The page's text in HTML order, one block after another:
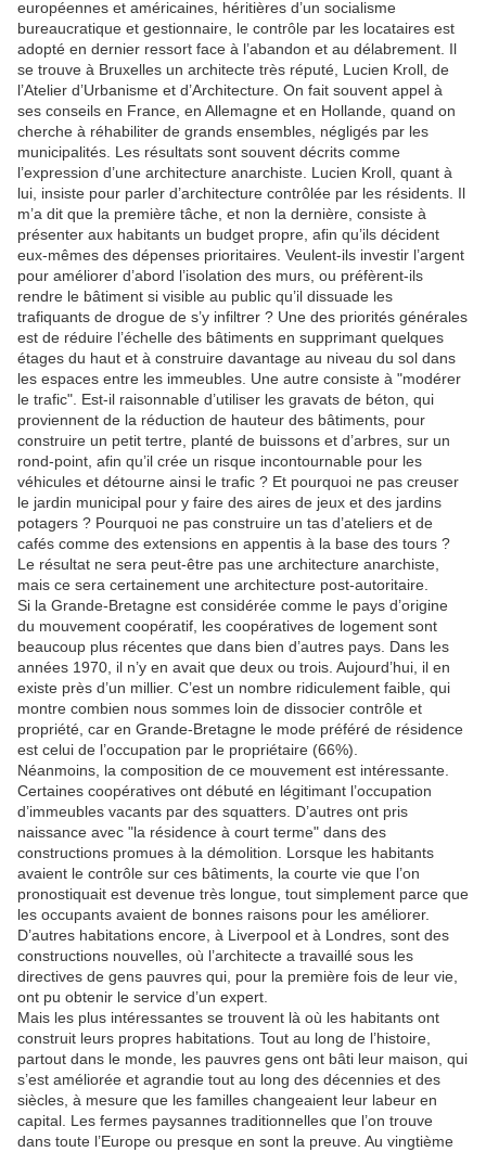
européennes et américaines, héritières d’un socialisme
bureaucratique et gestionnaire, le contrôle par les locataires est
adopté en dernier ressort face à l’abandon et au délabrement. Il
se trouve à Bruxelles un architecte très réputé, Lucien Kroll, de
l’Atelier d’Urbanisme et d’Architecture. On fait souvent appel à
ses conseils en France, en Allemagne et en Hollande, quand on
cherche à réhabiliter de grands ensembles, négligés par les
municipalités. Les résultats sont souvent décrits comme
l’expression d’une architecture anarchiste. Lucien Kroll, quant à
lui, insiste pour parler d’architecture contrôlée par les résidents. Il
m’a dit que la première tâche, et non la dernière, consiste à
présenter aux habitants un budget propre, afin qu’ils décident
eux-mêmes des dépenses prioritaires. Veulent-ils investir l’argent
pour améliorer d’abord l’isolation des murs, ou préfèrent-ils
rendre le bâtiment si visible au public qu’il dissuade les
trafiquants de drogue de s’y infiltrer ? Une des priorités générales
est de réduire l’échelle des bâtiments en supprimant quelques
étages du haut et à construire davantage au niveau du sol dans
les espaces entre les immeubles. Une autre consiste à "modérer
le trafic". Est-il raisonnable d’utiliser les gravats de béton, qui
proviennent de la réduction de hauteur des bâtiments, pour
construire un petit tertre, planté de buissons et d’arbres, sur un
rond-point, afin qu’il crée un risque incontournable pour les
véhicules et détourne ainsi le trafic ? Et pourquoi ne pas creuser
le jardin municipal pour y faire des aires de jeux et des jardins
potagers ? Pourquoi ne pas construire un tas d’ateliers et de
cafés comme des extensions en appentis à la base des tours ?
Le résultat ne sera peut-être pas une architecture anarchiste,
mais ce sera certainement une architecture post-autoritaire.
Si la Grande-Bretagne est considérée comme le pays d’origine
du mouvement coopératif, les coopératives de logement sont
beaucoup plus récentes que dans bien d’autres pays. Dans les
années 1970, il n’y en avait que deux ou trois. Aujourd’hui, il en
existe près d’un millier. C’est un nombre ridiculement faible, qui
montre combien nous sommes loin de dissocier contrôle et
propriété, car en Grande-Bretagne le mode préféré de résidence
est celui de l’occupation par le propriétaire (66%).
Néanmoins, la composition de ce mouvement est intéressante.
Certaines coopératives ont débuté en légitimant l’occupation
d’immeubles vacants par des squatters. D’autres ont pris
naissance avec "la résidence à court terme" dans des
constructions promues à la démolition. Lorsque les habitants
avaient le contrôle sur ces bâtiments, la courte vie que l’on
pronostiquait est devenue très longue, tout simplement parce que
les occupants avaient de bonnes raisons pour les améliorer.
D’autres habitations encore, à Liverpool et à Londres, sont des
constructions nouvelles, où l’architecte a travaillé sous les
directives de gens pauvres qui, pour la première fois de leur vie,
ont pu obtenir le service d’un expert.
Mais les plus intéressantes se trouvent là où les habitants ont
construit leurs propres habitations. Tout au long de l’histoire,
partout dans le monde, les pauvres gens ont bâti leur maison, qui
s’est améliorée et agrandie tout au long des décennies et des
siècles, à mesure que les familles changeaient leur labeur en
capital. Les fermes paysannes traditionnelles que l’on trouve
dans toute l’Europe ou presque en sont la preuve. Au vingtième